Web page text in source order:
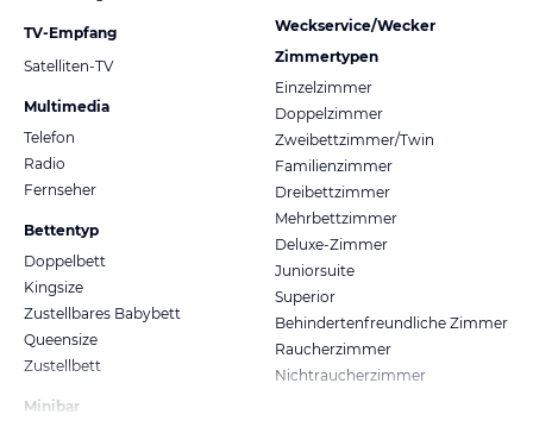
TV-Empfang
Satelliten-TV
Multimedia
Telefon
Radio
Fernseher
Bettentyp
Doppelbett
Kingsize
Zustellbares Babybett
Queensize
Zustellbett
Minibar
Weckservice/Wecker
Zimmertypen
Einzelzimmer
Doppelzimmer
Zweibettzimmer/Twin
Familienzimmer
Dreibettzimmer
Mehrbettzimmer
Deluxe-Zimmer
Juniorsuite
Superior
Behindertenfreundliche Zimmer
Raucherzimmer
Nichtraucherzimmer